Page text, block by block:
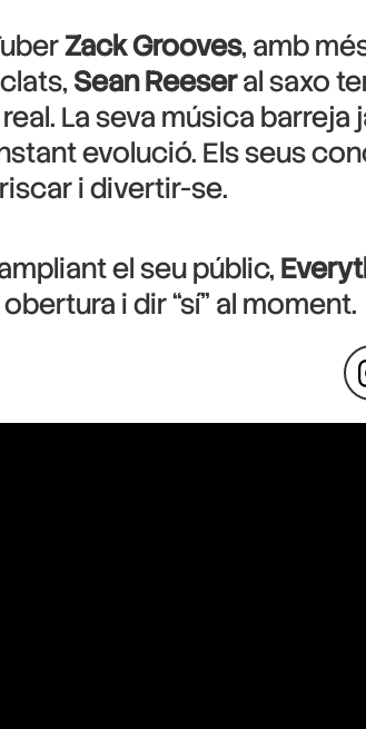
Zack Grooves, amb
Sean Reeseral saxo
La seva música
evolució. Els seus
i divertir-se.
el seu públic,
i dir “sí” al moment.